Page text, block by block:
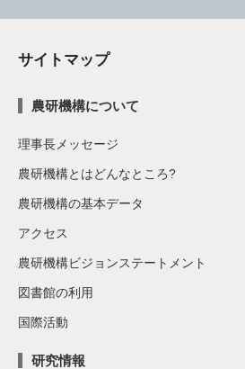
サイトマップ
農研機構について
理事長メッセージ
農研機構とはどんなところ?
農研機構の基本データ
アクセス
農研機構ビジョンステートメント
図書館の利用
国際活動
研究情報